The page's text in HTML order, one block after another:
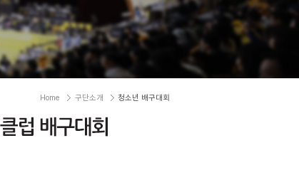
Home 구단소개 청소년 배구대회